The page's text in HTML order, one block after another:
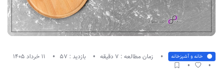
خانه و آشپزخانه زمان مطالعه : 7 دقیقه بازدید : 57